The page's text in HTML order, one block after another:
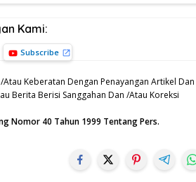
Kami:
Subscribe
Keberatan Dengan Penayangan Artikel Dan
Berita Berisi Sanggahan Dan /Atau Koreksi
Nomor 40 Tahun 1999 Tentang Pers.